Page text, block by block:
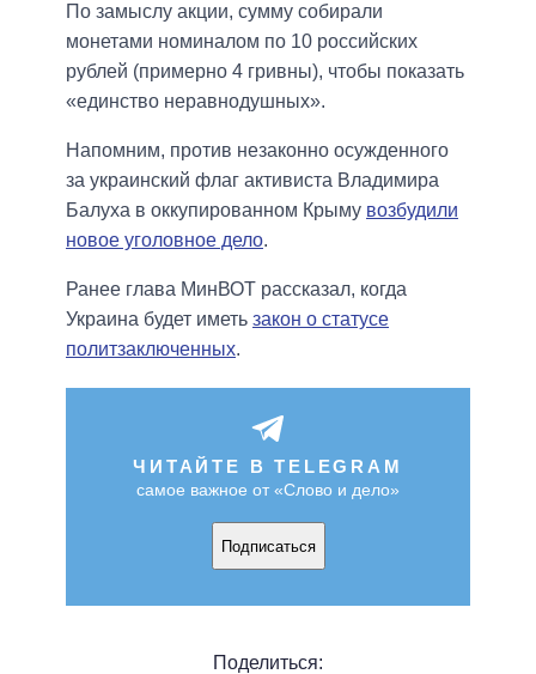
По замыслу акции, сумму собирали
монетами номиналом по 10 российских
рублей (примерно 4 гривны), чтобы показать
«единство неравнодушных».
Напомним, против незаконно осужденного
за украинский флаг активиста Владимира
Балуха в оккупированном Крыму возбудили
новое уголовное дело.
Ранее глава МинВОТ рассказал, когда
Украина будет иметь закон о статусе
политзаключенных.
ЧИТАЙТЕ В TELEGRAM
самое важное от «Слово и дело»
Подписаться
Поделиться: